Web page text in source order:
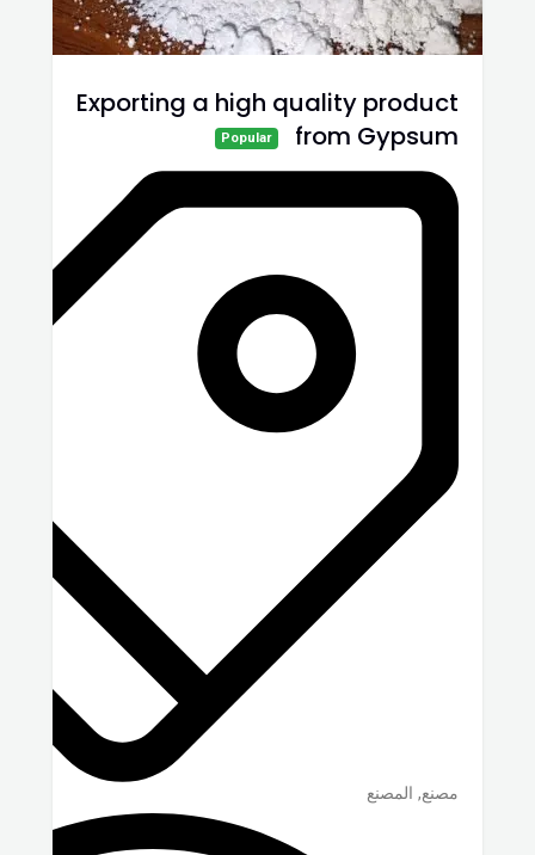
Exporting a high quality product
from Gypsum
Popular
مصنع, المصنع